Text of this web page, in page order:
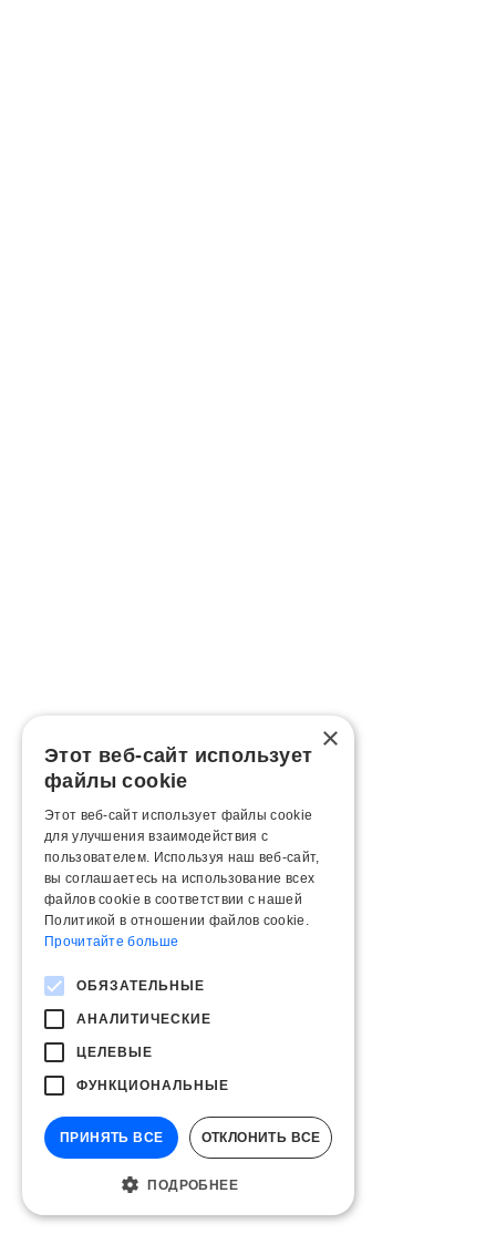
×
Этот веб-сайт использует
файлы cookie
Этот веб-сайт использует файлы cookie
для улучшения взаимодействия с
пользователем. Используя наш веб-сайт,
вы соглашаетесь на использование всех
файлов cookie в соответствии с нашей
Политикой в ​​отношении файлов cookie.
Прочитайте больше
ОБЯЗАТЕЛЬНЫЕ
АНАЛИТИЧЕСКИЕ
ЦЕЛЕВЫЕ
ФУНКЦИОНАЛЬНЫЕ
ПРИНЯТЬ ВСЕ ОТКЛОНИТЬ ВСЕ
ПОДРОБНЕЕ